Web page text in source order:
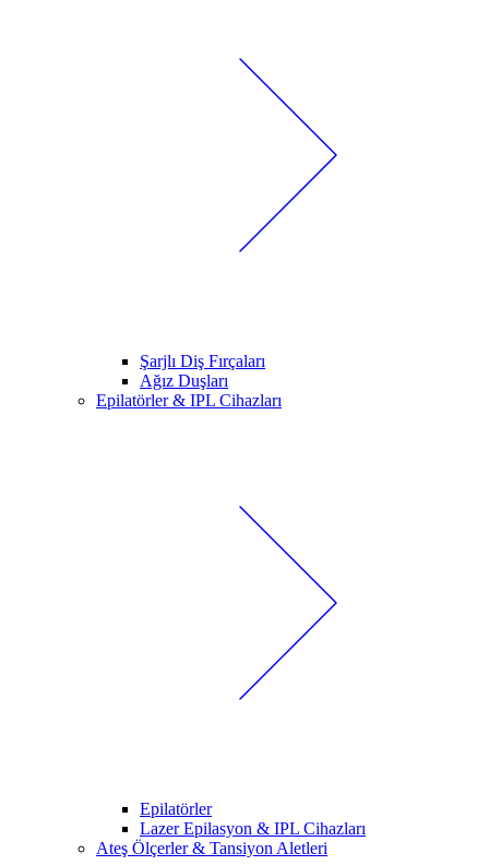
Şarjlı Diş Fırçaları
Ağız Duşları
Epilatörler & IPL Cihazları
Epilatörler
Lazer Epilasyon & IPL Cihazları
Ateş Ölçerler & Tansiyon Aletleri